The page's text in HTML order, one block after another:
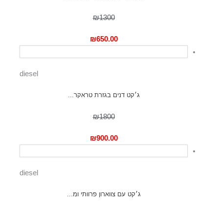
₪1300
₪650.00
diesel
ג׳קט דנים בגזרת טראקר...
₪1800
₪900.00
diesel
ג׳קט עם צווארון פרוותי ומ...